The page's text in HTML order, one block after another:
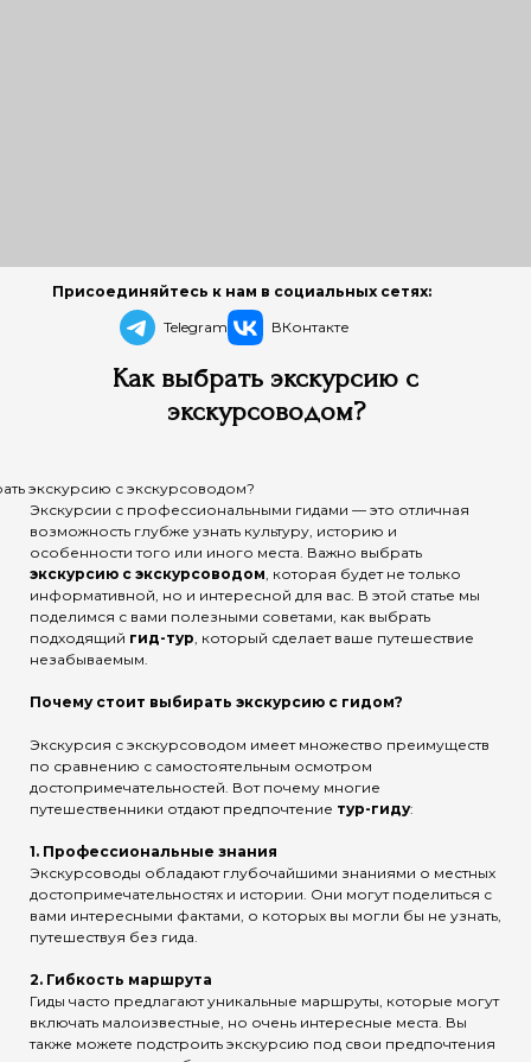
Как выбрать экскурсию с
экскурсоводом?
Экскурсии с профессиональными гидами — это отличная
возможность глубже узнать культуру, историю и
особенности того или иного места. Важно выбрать
экскурсию с экскурсоводом, которая будет не только
информативной, но и интересной для вас. В этой статье мы
поделимся с вами полезными советами, как выбрать
подходящий гид-тур, который сделает ваше путешествие
незабываемым.
Почему стоит выбирать экскурсию с гидом?
Экскурсия с экскурсоводом имеет множество преимуществ
по сравнению с самостоятельным осмотром
достопримечательностей. Вот почему многие
путешественники отдают предпочтение тур-гиду:
1. Профессиональные знания
Экскурсоводы обладают глубочайшими знаниями о местных
достопримечательностях и истории. Они могут поделиться с
вами интересными фактами, о которых вы могли бы не узнать,
путешествуя без гида.
2. Гибкость маршрута
Гиды часто предлагают уникальные маршруты, которые могут
включать малоизвестные, но очень интересные места. Вы
также можете подстроить экскурсию под свои предпочтения
Присоединяйтесь к нам в социальных сетях:
Telegram
ВКонтакте
экскурсию с экскурсоводом?